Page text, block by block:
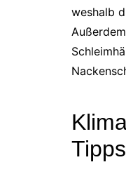
weshalb
Tipps